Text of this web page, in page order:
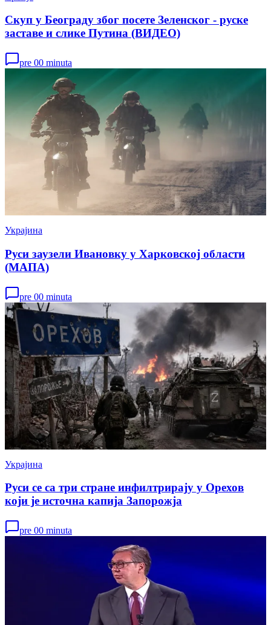
Скуп у Београду због посете Зеленског - руске
заставе и слике Путина (ВИДЕО)
pre 00 minuta
Украјина
Руси заузели Ивановку у Харковској области
(МАПА)
pre 00 minuta
Украјина
Руси се са три стране инфилтрирају у Орехов
који је источна капија Запорожја
pre 00 minuta